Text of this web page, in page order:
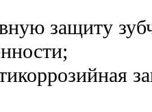
защиту